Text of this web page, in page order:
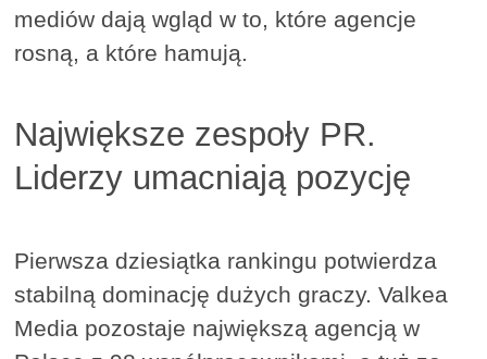
mediów dają wgląd w to, które agencje
rosną, a które hamują.
Największe zespoły PR.
Liderzy umacniają pozycję
Pierwsza dziesiątka rankingu potwierdza
stabilną dominację dużych graczy. Valkea
Media pozostaje największą agencją w